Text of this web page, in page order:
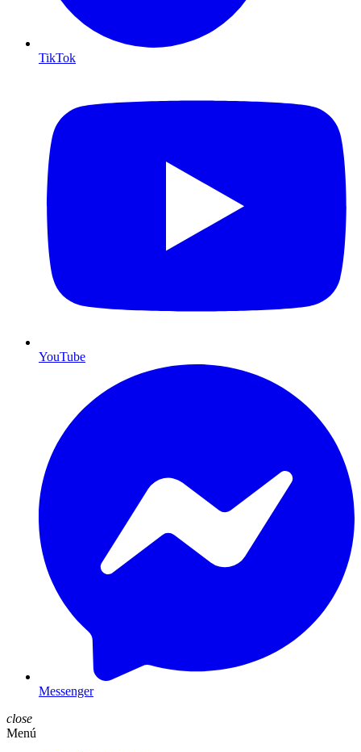
TikTok
YouTube
Messenger
close
Menú